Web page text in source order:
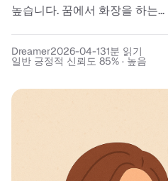
높습니다. 꿈에서 화장을 하는...
Dreamer2026-04-131분 읽기
일반 긍정적 신뢰도 85% · 높음